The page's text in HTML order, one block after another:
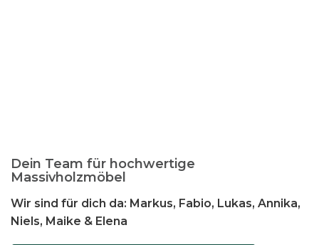
Dein Team für hochwertige
Massivholzmöbel
Wir sind für dich da: Markus, Fabio, Lukas, Annika,
Niels, Maike & Elena